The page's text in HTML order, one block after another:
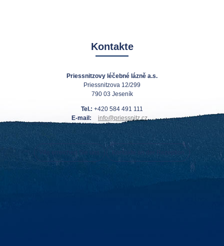
Kontakte
Priessnitzovy léčebné lázně a.s.
Priessnitzova 12/299
790 03 Jeseník
Tel.: +420 584 491 111
E-mail:
info@priessnitz.cz
Wie erreichen Sie uns Kontakte an der Rezeption